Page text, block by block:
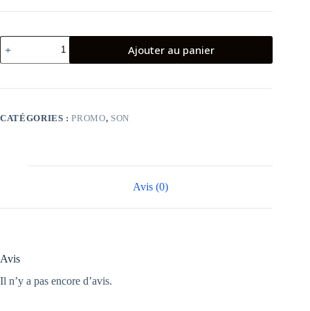
quantité
de
Lampe
avec
parleur
Bluetooth
Ajouter au panier
CATÉGORIES :PROMO, SON
Avis (0)
Avis
Il n’y a pas encore d’avis.